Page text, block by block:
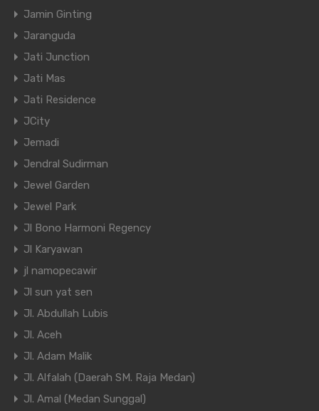
Jamin Ginting
Jaranguda
Jati Junction
Jati Mas
Jati Residence
JCity
Jemadi
Jendral Sudirman
Jewel Garden
Jewel Park
Jl Bono Harmoni Regency
Jl Karyawan
jl namopecawir
Jl sun yat sen
Jl. Abdullah Lubis
Jl. Aceh
Jl. Adam Malik
Jl. Alfalah (Daerah SM. Raja Medan)
Jl. Amal (Medan Sunggal)